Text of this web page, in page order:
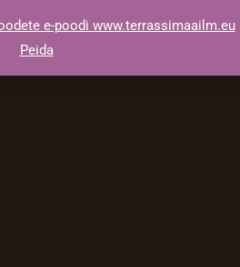
e-poodi www.terrassimaailm.eu
Peida